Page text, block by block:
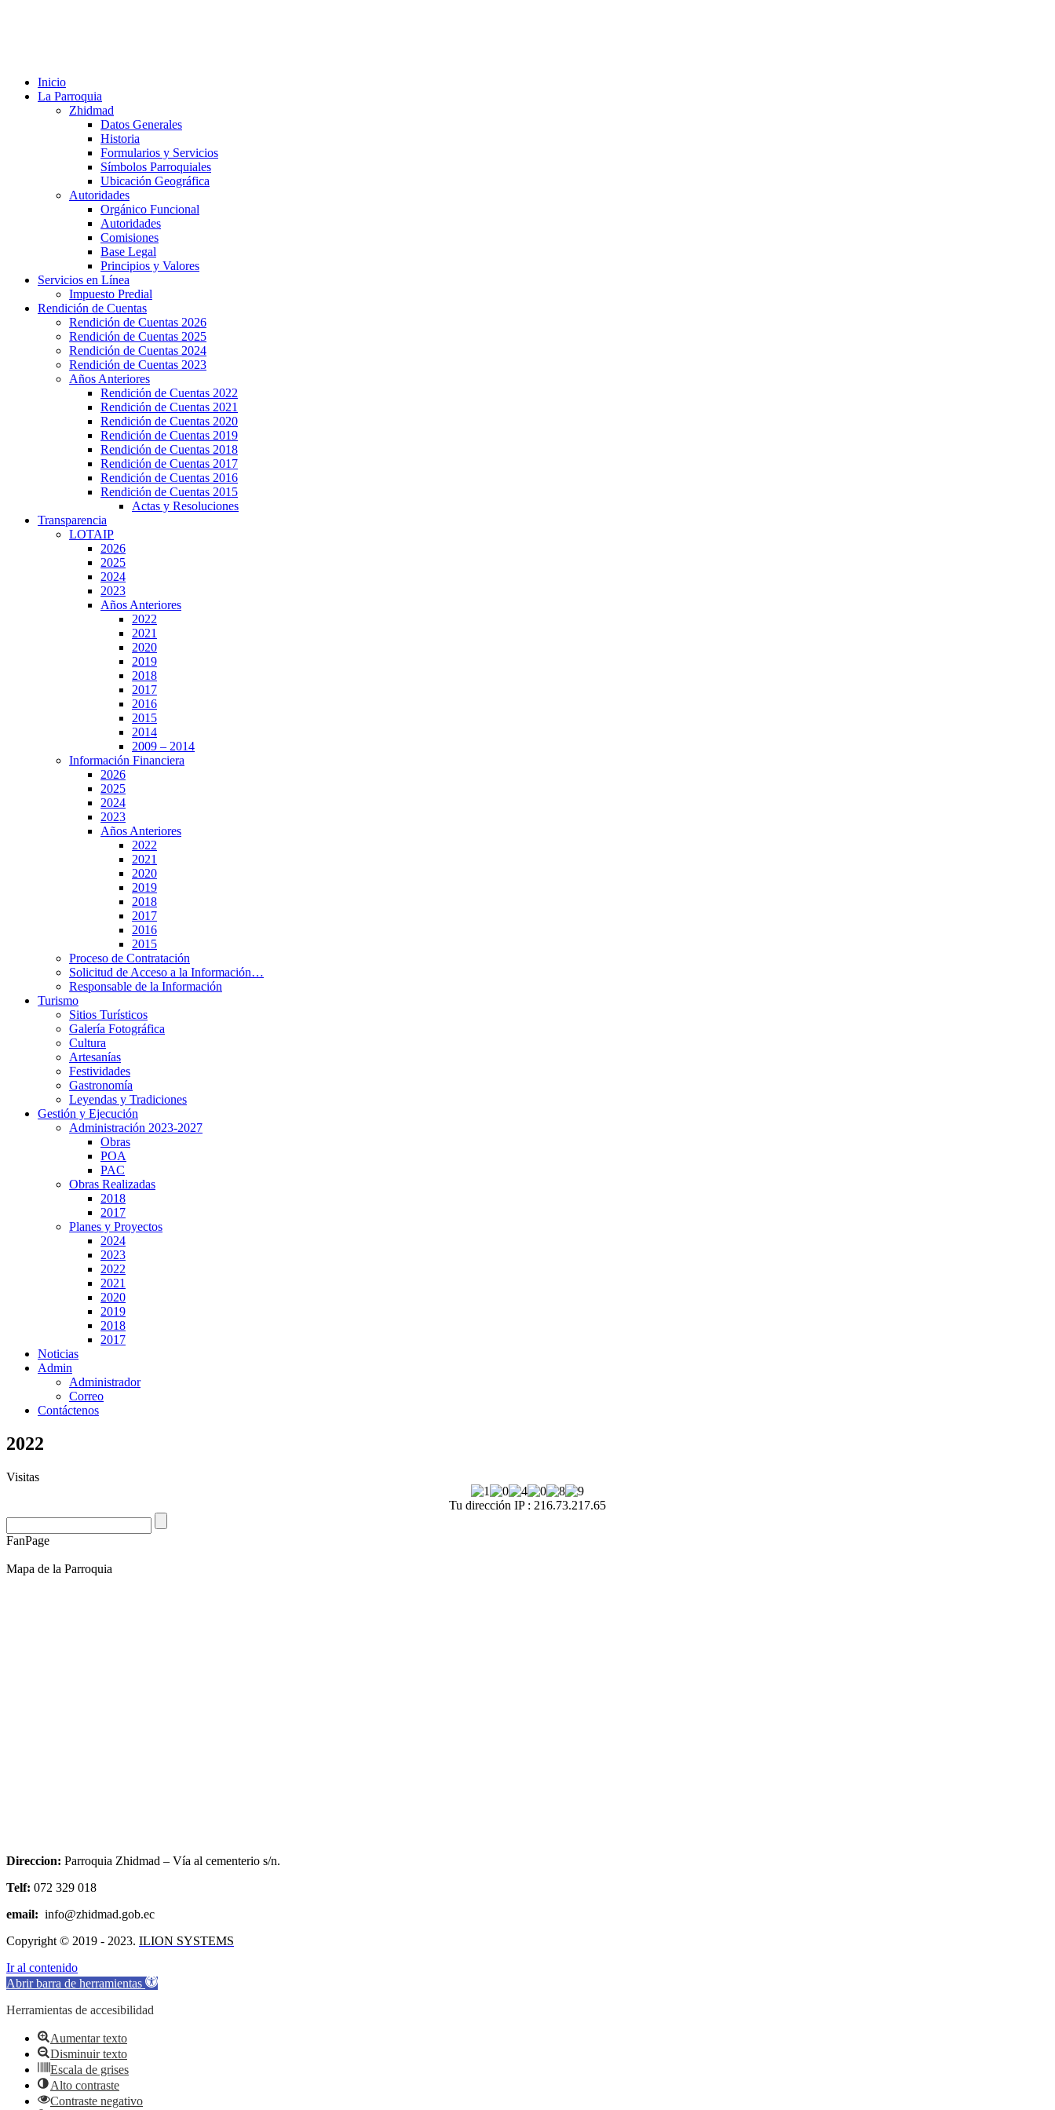
Inicio
La Parroquia
Zhidmad
Datos Generales
Historia
Formularios y Servicios
Símbolos Parroquiales
Ubicación Geográfica
Autoridades
Orgánico Funcional
Autoridades
Comisiones
Base Legal
Principios y Valores
Servicios en Línea
Impuesto Predial
Rendición de Cuentas
Rendición de Cuentas 2026
Rendición de Cuentas 2025
Rendición de Cuentas 2024
Rendición de Cuentas 2023
Años Anteriores
Rendición de Cuentas 2022
Rendición de Cuentas 2021
Rendición de Cuentas 2020
Rendición de Cuentas 2019
Rendición de Cuentas 2018
Rendición de Cuentas 2017
Rendición de Cuentas 2016
Rendición de Cuentas 2015
Actas y Resoluciones
Transparencia
LOTAIP
2026
2025
2024
2023
Años Anteriores
2022
2021
2020
2019
2018
2017
2016
2015
2014
2009 – 2014
Información Financiera
2026
2025
2024
2023
Años Anteriores
2022
2021
2020
2019
2018
2017
2016
2015
Proceso de Contratación
Solicitud de Acceso a la Información…
Responsable de la Información
Turismo
Sitios Turísticos
Galería Fotográfica
Cultura
Artesanías
Festividades
Gastronomía
Leyendas y Tradiciones
Gestión y Ejecución
Administración 2023-2027
Obras
POA
PAC
Obras Realizadas
2018
2017
Planes y Proyectos
2024
2023
2022
2021
2020
2019
2018
2017
Noticias
Admin
Administrador
Correo
Contáctenos
2022
Visitas
Tu dirección IP : 216.73.217.65
FanPage
Mapa de la Parroquia
Direccion: Parroquia Zhidmad – Vía al cementerio s/n.
Telf: 072 329 018
email: info@zhidmad.gob.ec
Copyright © 2019 - 2023. ILION SYSTEMS
Ir al contenido
Abrir barra de herramientas
Herramientas de accesibilidad
Aumentar texto
Disminuir texto
Escala de grises
Alto contraste
Contraste negativo